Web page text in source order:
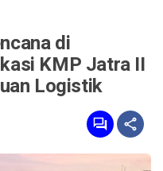
di
KMP Jatra II
Logistik